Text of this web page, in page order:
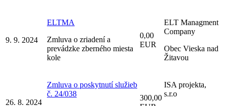
9. 9. 2024
ELTMA
Zmluva o zriadení a
prevádzke zberného miesta
kole
0,00
EUR
ELT Managment
Company
Obec Vieska nad
Žitavou
26. 8. 2024
Zmluva o poskytnutí služieb
č. 24/038
300,00
ISA projekta,
s.r.o